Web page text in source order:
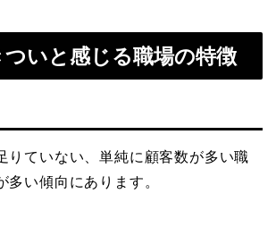
いと感じる職場の特徴
りていない、単純に顧客数が多い職
多い傾向にあります。